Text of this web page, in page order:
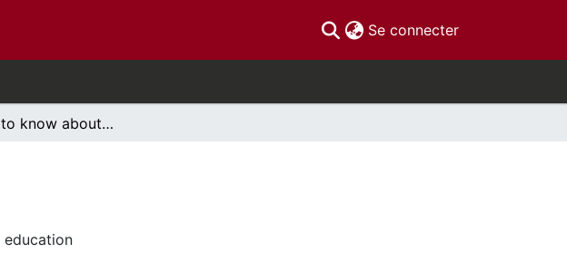
Se connecter(current)
10 things to know about sexuality
education